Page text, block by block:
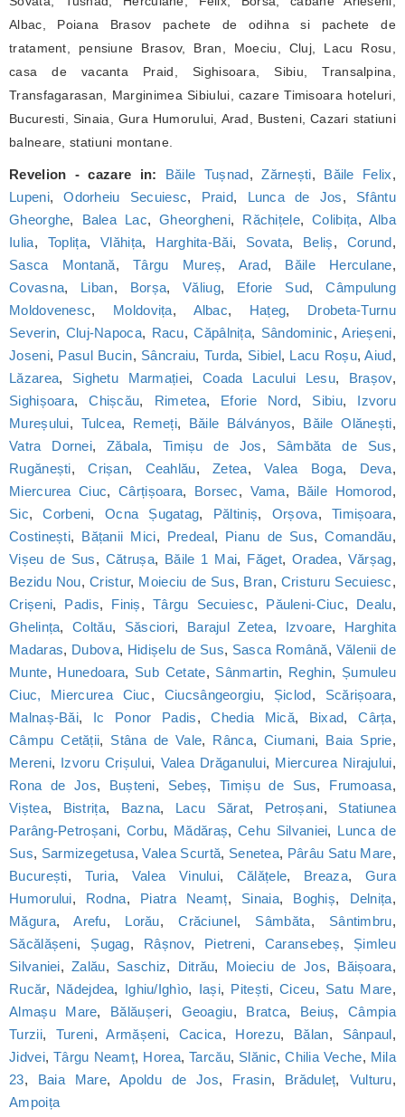
Albac, Poiana Brasov pachete de odihna si pachete de
tratament, pensiune Brasov, Bran, Moeciu, Cluj, Lacu Rosu,
casa de vacanta Praid, Sighisoara, Sibiu, Transalpina,
Transfagarasan, Marginimea Sibiului, cazare Timisoara hoteluri,
Bucuresti, Sinaia, Gura Humorului, Arad, Busteni, Cazari statiuni
balneare, statiuni montane.
Revelion - cazare in: Băile Tușnad,Zărnești, Băile Felix,
Lupeni,Odorheiu Secuiesc, Praid, Lunca de Jos, Sfântu
Gheorghe, Balea Lac,Gheorgheni, Răchițele,Colibița, Alba
Iulia, Toplița,Vlăhița, Harghita-Băi, Sovata, Beliș, Corund,
Sasca Montană,Târgu Mureș, Arad, Băile Herculane,
Covasna, Liban, Borșa,Văliug, Eforie Sud,Câmpulung
Moldovenesc, Moldovița, Albac, Hațeg, Drobeta-Turnu
Severin, Cluj-Napoca, Racu,Căpâlnița, Sândominic,Arieșeni,
Joseni, Pasul Bucin, Sâncraiu, Turda, Sibiel, Lacu Roșu,Aiud,
Lăzarea, Sighetu Marmației,Coada Lacului Lesu, Brașov,
Sighișoara,Chișcău, Rimetea, Eforie Nord, Sibiu, Izvoru
Mureșului, Tulcea, Remeți, Băile Bálványos, Băile Olănești,
Vatra Dornei,Zăbala, Timișu de Jos, Sâmbăta de Sus,
Rugănești,Crișan, Ceahlău,Zetea,Valea Boga, Deva,
Miercurea Ciuc,Cârțișoara, Borsec, Vama, Băile Homorod,
Sic,Corbeni, Ocna Șugatag, Păltiniș, Orșova, Timișoara,
Costinești, Bățanii Mici, Predeal, Pianu de Sus,Comandău,
Vișeu de Sus, Cătrușa, Băile 1 Mai, Făget, Oradea, Vărșag,
Bezidu Nou,Cristur, Moieciu de Sus, Bran, Cristuru Secuiesc,
Crișeni, Padis, Finiș,Târgu Secuiesc, Păuleni-Ciuc, Dealu,
Ghelința,Coltău, Săsciori, Barajul Zetea, Izvoare, Harghita
Madaras, Dubova, Hidișelu de Sus, Sasca Română, Vălenii de
Munte, Hunedoara, Sub Cetate, Sânmartin, Reghin, Șumuleu
Ciuc, Miercurea Ciuc, Ciucsângeorgiu, Șiclod, Scărișoara,
Malnaș-Băi, Ic Ponor Padis,Chedia Mică, Bixad,Cârța,
Câmpu Cetății, Stâna de Vale, Rânca,Ciumani, Baia Sprie,
Mereni, Izvoru Crișului, Valea Drăganului, Miercurea Nirajului,
Rona de Jos, Bușteni, Sebeș, Timișu de Sus, Frumoasa,
Viștea, Bistrița, Bazna, Lacu Sărat, Petroșani, Statiunea
Parâng-Petroșani, Corbu, Mădăraș, Cehu Silvaniei, Lunca de
Sus, Sarmizegetusa,Valea Scurtă, Senetea, Pârâu Satu Mare,
București, Turia, Valea Vinului, Călățele, Breaza, Gura
Humorului, Rodna, Piatra Neamț, Sinaia, Boghiș, Delnița,
Măgura,Arefu, Lorău,Crăciunel, Sâmbăta, Sântimbru,
Săcălășeni, Șugag, Râșnov, Pietreni, Caransebeș, Șimleu
Silvaniei,Zalău, Saschiz, Ditrău, Moieciu de Jos, Băișoara,
Rucăr, Nădejdea, Ighiu/Ighìo, Iași, Pitești,Ciceu, Satu Mare,
Almașu Mare, Bălăușeri, Geoagiu, Bratca, Beiuș,Câmpia
Turzii, Tureni,Armășeni, Cacica, Horezu, Bălan, Sânpaul,
Jidvei,Târgu Neamț, Horea,Tarcău, Slănic,Chilia Veche, Mila
23, Baia Mare,Apoldu de Jos, Frasin, Brăduleț, Vulturu,
Ampoița